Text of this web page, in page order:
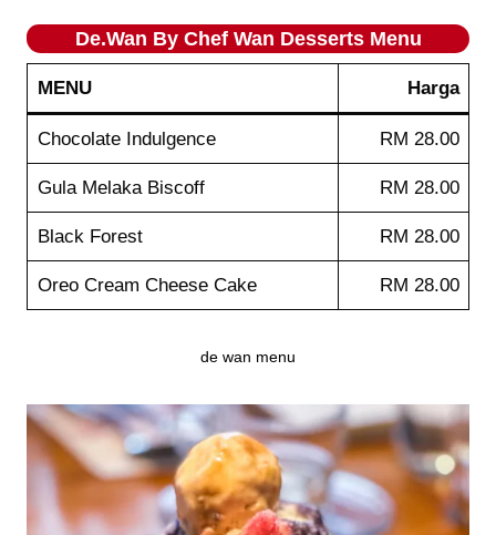
De.Wan By Chef Wan Desserts Menu
MENU Harga
Chocolate Indulgence RM 28.00
Gula Melaka Biscoff RM 28.00
Black Forest RM 28.00
Oreo Cream Cheese Cake RM 28.00
de wan menu